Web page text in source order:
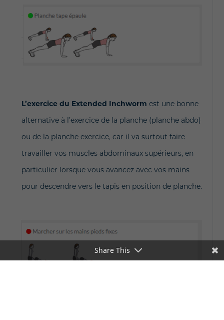
L’exercice du Extended Inchworm est une bonne
alternative à l’exercice de la planche (planche abdo)
ou de la planche exercice, car il va surtout faire
travailler vos muscles abdominaux supérieurs, en
particulier lorsque vous avancez avec vos mains
pour descendre vers le tapis en position de planche.
Share This